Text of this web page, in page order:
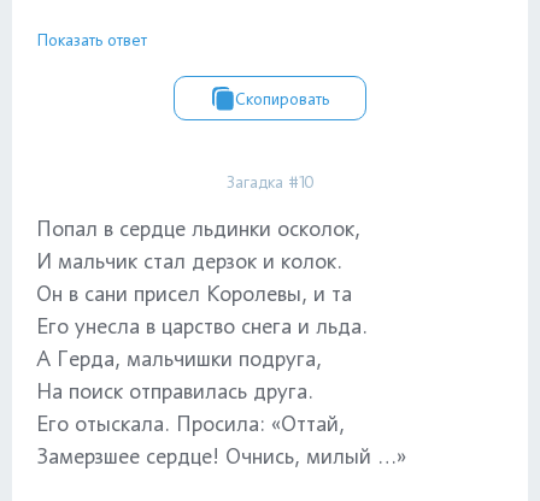
Показать ответ
Скопировать
Загадка #10
Попал в сердце льдинки осколок,
И мальчик стал дерзок и колок.
Он в сани присел Королевы, и та
Его унесла в царство снега и льда.
А Герда, мальчишки подруга,
На поиск отправилась друга.
Его отыскала. Просила: «Оттай,
Замерзшее сердце! Очнись, милый …»